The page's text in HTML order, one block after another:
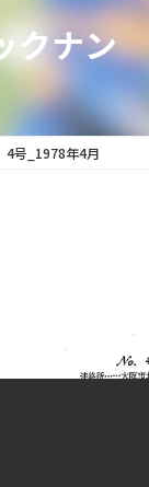
クナン
4号_1978年4月